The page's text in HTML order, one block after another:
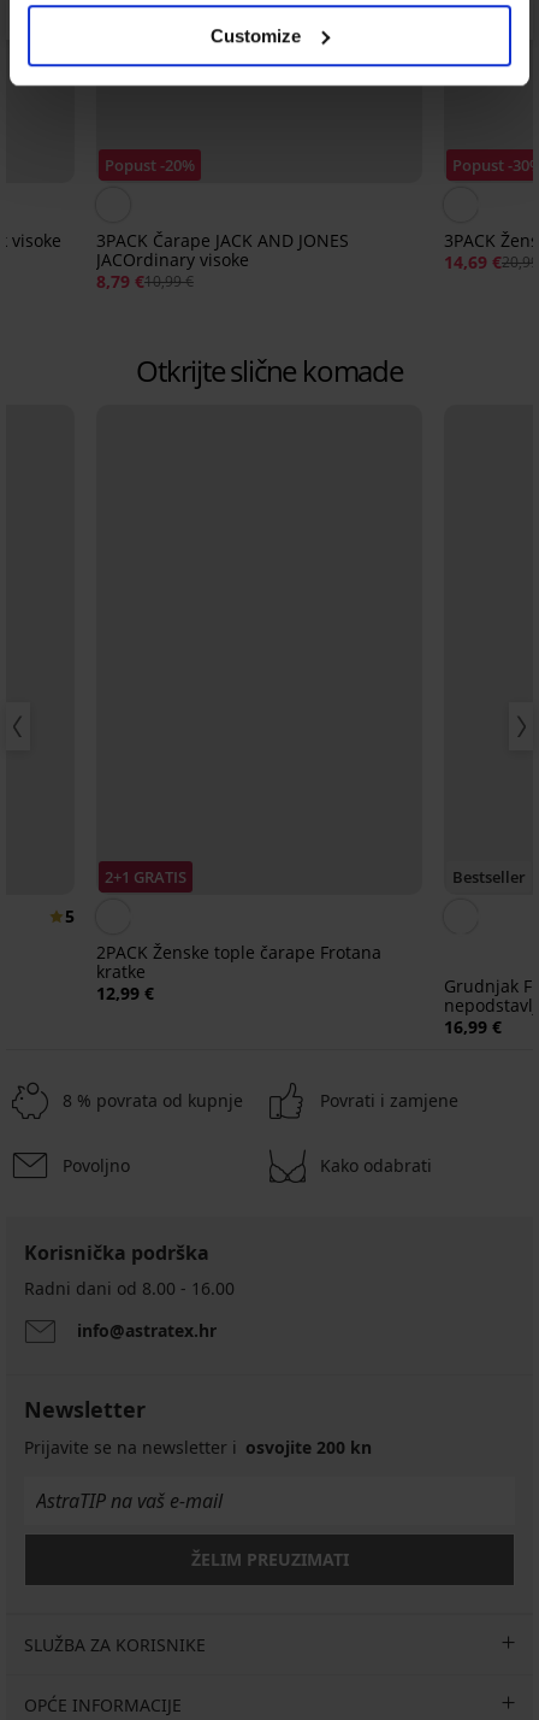
Customize
visoke
Popust -20%
3PACK Čarape JACK AND JONES
JACOrdinary visoke
8,79 €10,99 €
Popust -
3PACK
14,69 €
Otkrijte slične komade
5
2+1 GRATIS
2PACK Ženske tople čarape Frotana
kratke
12,99 €
Bestseller
Grudnjak
16,99 €
8 % povrata od kupnje Povrati i zamjene
Povoljno Kako odabrati
Korisnička podrška
Radni dani od 8.00 - 16.00
info@astratex.hr
Newsletter
Prijavite se na newsletter i osvojite 200 kn
ŽELIM PREUZIMATI
SLUŽBA ZA KORISNIKE
OPĆE INFORMACIJE